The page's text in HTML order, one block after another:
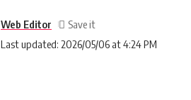
Last updated: 2026/05/06 at 4:24 PM
Web Editor